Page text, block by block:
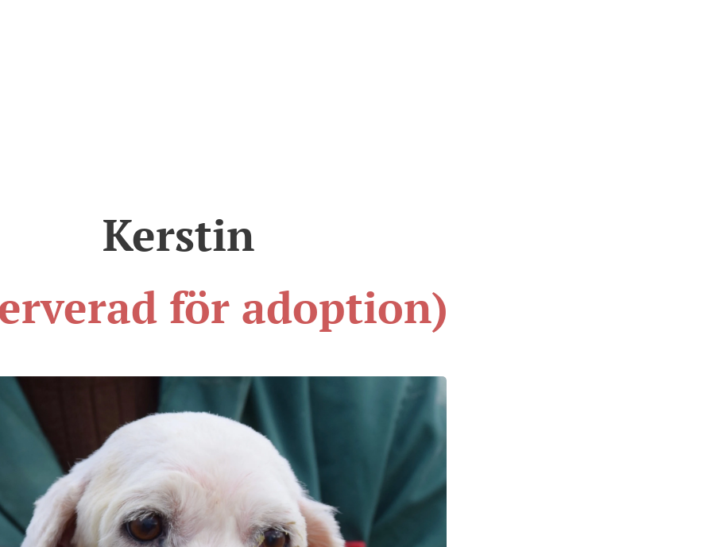
Kerstin
för adoption)